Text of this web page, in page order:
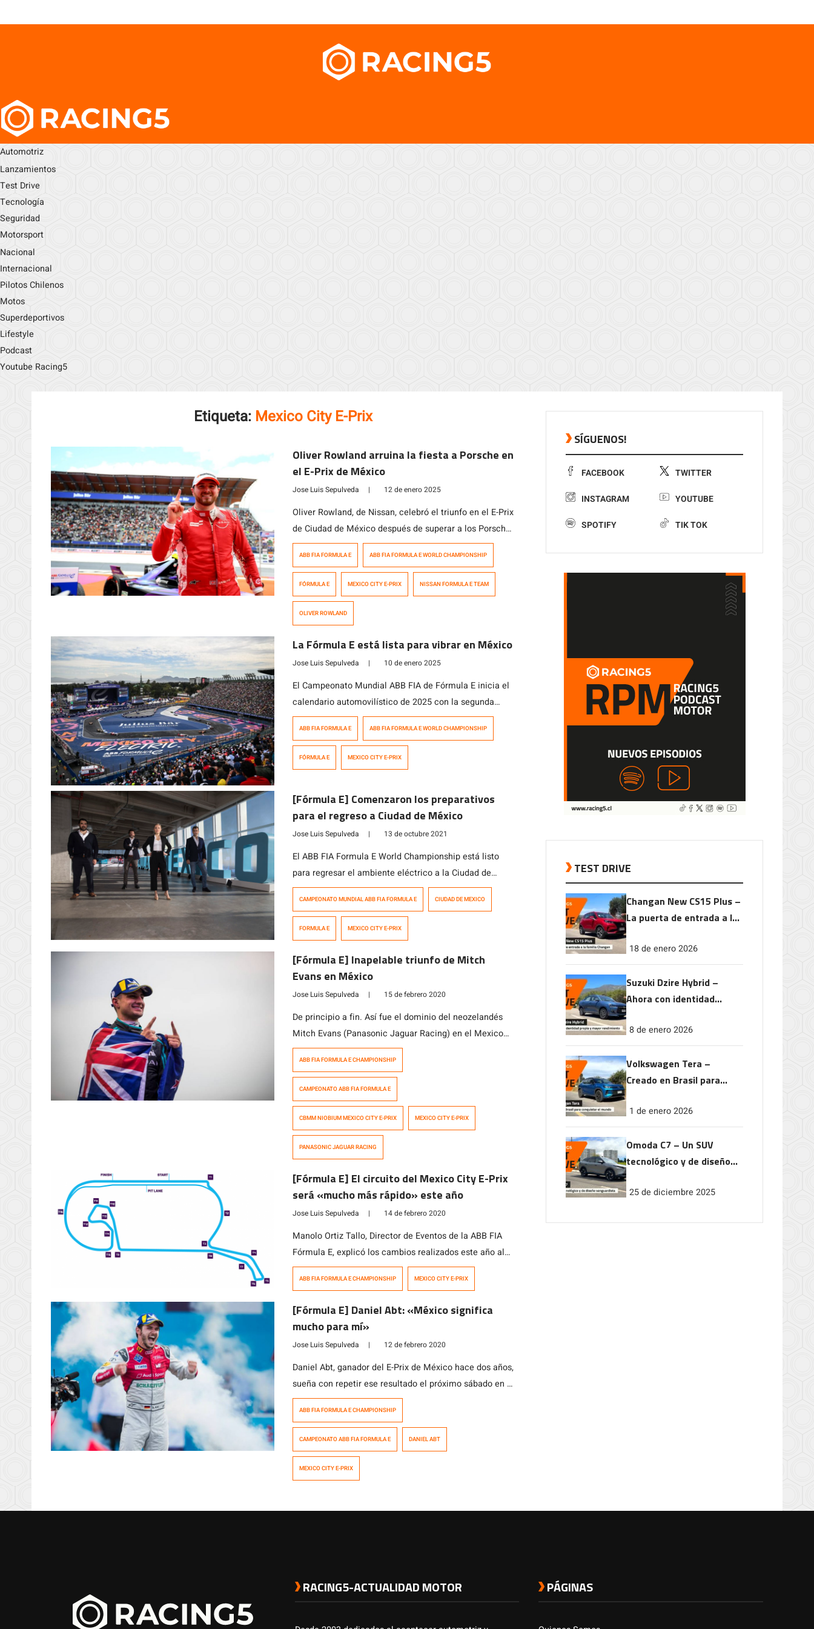
Automotriz
Lanzamientos
Test Drive
Tecnología
Seguridad
Motorsport
Nacional
Internacional
Pilotos Chilenos
Motos
Superdeportivos
Lifestyle
Podcast
Youtube Racing5
Etiqueta: Mexico City E-Prix
Oliver Rowland arruina la fiesta a Porsche en
el E-Prix de México
Jose Luis Sepulveda | 12 de enero 2025
Oliver Rowland, de Nissan, celebró el triunfo en el E-Prix
de Ciudad de México después de superar a los Porsche
de Pascal Wehrlein y António Félix da Costa, quienes
parte de la carrera. El piloto de Nissan ocupaba la
cuarta posición en la vuelta 28 de […]
ABB FIA FORMULA E ABB FIA FORMULA E WORLD CHAMPIONSHIP
FÓRMULA E MEXICO CITY E-PRIX NISSAN FORMULA E TEAM
OLIVER ROWLAND
La Fórmula E está lista para vibrar en México
Jose Luis Sepulveda | 10 de enero 2025
El Campeonato Mundial ABB FIA de Fórmula E inicia el
calendario automovilístico de 2025 con la segunda
ronda de su 11º temporada en Ciudad de México,
inicio de campeonato en diciembre último en São
Paulo, la Fórmula E se pone en marcha en 2025. Esta
ABB FIA FORMULA E ABB FIA FORMULA E WORLD CHAMPIONSHIP
FÓRMULA E MEXICO CITY E-PRIX
[Fórmula E] Comenzaron los preparativos
para el regreso a Ciudad de México
Jose Luis Sepulveda | 13 de octubre 2021
El ABB FIA Formula E World Championship está listo
para regresar el ambiente eléctrico a la Ciudad de
México, el sábado 12 de febrero de 2022, con boletos
disponibles desde $150 pesos, para menores de 16
renovado Allianz E-Village y dará a todos los […]
CAMPEONATO MUNDIAL ABB FIA FORMULA E CIUDAD DE MEXICO
FORMULA E MEXICO CITY E-PRIX
[Fórmula E] Inapelable triunfo de Mitch
Evans en México
Jose Luis Sepulveda | 15 de febrero 2020
De principio a fin. Así fue el dominio del neozelandés
Mitch Evans (Panasonic Jaguar Racing) en el Mexico
City E-Prix, cuarta fecha del Campeonato ABB FIA
Fórmula E. El ex GP2 Series atacó en el arranque al
Team), lo emparejó, llegaron juntos a la primera curva,
pero […]
ABB FIA FORMULA E CHAMPIONSHIP
CAMPEONATO ABB FIA FORMULA E
CBMM NIOBIUM MEXICO CITY E-PRIX MEXICO CITY E-PRIX
PANASONIC JAGUAR RACING
[Fórmula E] El circuito del Mexico City E-Prix
será «mucho más rápido» este año
Jose Luis Sepulveda | 14 de febrero 2020
Manolo Ortiz Tallo, Director de Eventos de la ABB FIA
Fórmula E, explicó los cambios realizados este año al
dibujo que usará la categoría en el Autódromo
Hermanos Rodríguez. La Ciudad de México se
este sábado, con la novedad de que la serie utilizará
una configuración […]
ABB FIA FORMULA E CHAMPIONSHIP MEXICO CITY E-PRIX
[Fórmula E] Daniel Abt: «México significa
mucho para mí»
Jose Luis Sepulveda | 12 de febrero 2020
Daniel Abt, ganador del E-Prix de México hace dos años,
sueña con repetir ese resultado el próximo sábado en el
Autódromo Hermanos Rodríguez. El piloto alemán tiene
grandes recuerdos de la Ciudad de México debido a la
su primer éxito en la ABB FIA […]
ABB FIA FORMULA E CHAMPIONSHIP
CAMPEONATO ABB FIA FORMULA E DANIEL ABT
MEXICO CITY E-PRIX
SÍGUENOS!
FACEBOOK TWITTER
INSTAGRAM YOUTUBE
SPOTIFY TIK TOK
TEST DRIVE
Changan New CS15 Plus –
La puerta de entrada a la
18 de enero 2026
Suzuki Dzire Hybrid –
Ahora con identidad
rendimiento
8 de enero 2026
Volkswagen Tera –
Creado en Brasil para
1 de enero 2026
Omoda C7 – Un SUV
tecnológico y de diseño
25 de diciembre 2025
RACING5-ACTUALIDAD MOTOR PÁGINAS